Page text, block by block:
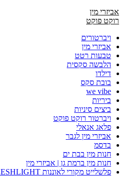
אביזרי מין
רוקט פוקט
ויברטורים
אביזרי מין
טבעות רטט
הלבשה סקסית
דילדו
בובת סקס
we vibe
ביריות
ביצים סיניות
ויברטור רוקט פוקט
פלאג אנאלי
אביזרי מין לגבר
בדסמ
חנות מין בבת ים
חנות מין ברמת גן | אביזרי מין
פלשלייט מקורי לאוננות FLESHLIGHT